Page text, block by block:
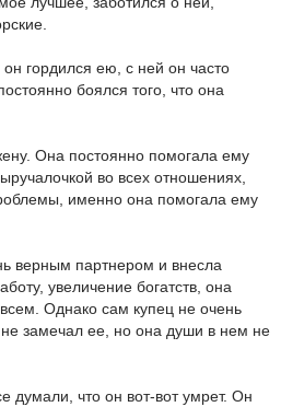
гордился ею, с ней он часто
боялся того, что она
Она постоянно помогала ему
во всех отношениях,
именно она помогала ему
верным партнером и внесла
увеличение богатств, она
Однако сам купец не очень
замечал ее, но она души в нем не
думали, что он вот-вот умрет. Он